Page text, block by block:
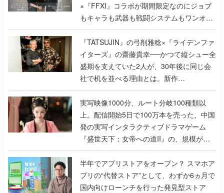
×『FFXI』コラボが期間限定なのにジョブ
もキャラも武器も戦闘システムもワンオフ
で作り込まれた理由を両ディレクターに聞
く
『TATSUJIN』の弓削雅稔×『ライデンファ
イターズ』の齋藤貴幸──かつて縦シュー全
盛期を支えていた2人が、30年後に同じ会
社で机を並べる理由とは。新作
『TATSUJIN EXTREME』で初タッグを組
んだレジェンド2人に訊く開発秘話
実写映像1000分、ルート分岐100種類以
上。配信開始5日で100万本を売った、中国
発の実写インタラクティブドラマゲーム
『盛世天下：女帝への道II』の、規模が違
うこだわりをプロデューサーに聞いた
半年でアプリストアをオープン？ スマホア
プリの“代替ストア”として、わずか6ヵ月で
国内向けローンチを行った発見型ストア